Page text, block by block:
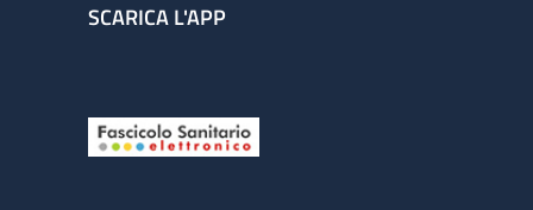
SCARICA L'APP